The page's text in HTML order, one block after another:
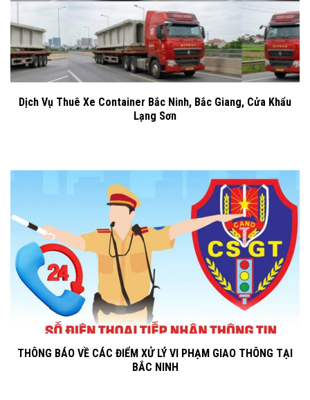
Dịch Vụ Thuê Xe Container Bắc Ninh, Bắc Giang, Cửa Khẩu
Lạng Sơn
THÔNG BÁO VỀ CÁC ĐIỂM XỬ LÝ VI PHẠM GIAO THÔNG TẠI
BẮC NINH